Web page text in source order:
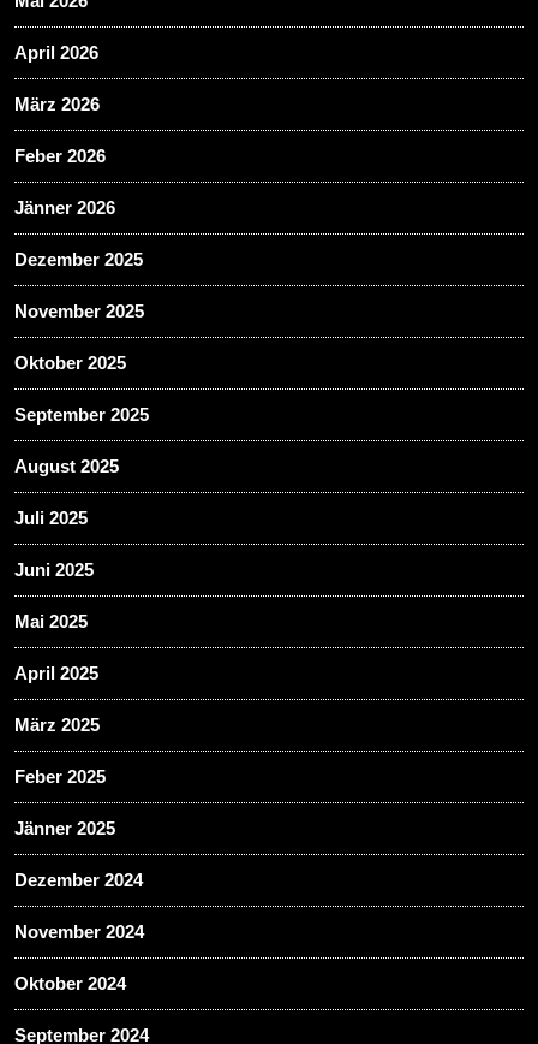
April 2026
März 2026
Feber 2026
Jänner 2026
Dezember 2025
November 2025
Oktober 2025
September 2025
August 2025
Juli 2025
Juni 2025
Mai 2025
April 2025
März 2025
Feber 2025
Jänner 2025
Dezember 2024
November 2024
Oktober 2024
September 2024